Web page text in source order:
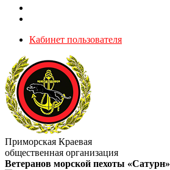
Кабинет пользователя
Приморская Краевая
общественная организация
Ветеранов морской пехоты «Сатурн»